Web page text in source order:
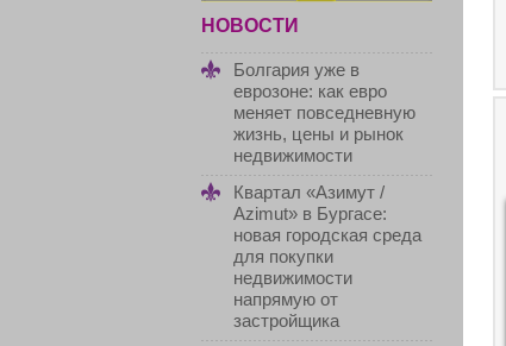
НОВОСТИ
Болгария уже в
еврозоне: как евро
меняет повседневную
жизнь, цены и рынок
недвижимости
Квартал «Азимут /
Azimut» в Бургасе:
новая городская среда
для покупки
недвижимости
напрямую от
застройщика